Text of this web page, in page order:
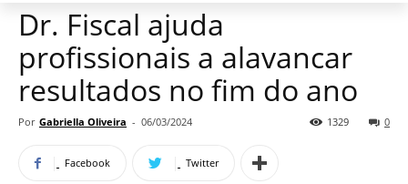
Dr. Fiscal ajuda
profissionais a alavancar
resultados no fim do ano
Por Gabriella Oliveira - 06/03/2024 0
1329
Facebook Twitter